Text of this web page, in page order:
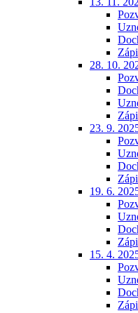
28. 10.
23. 9.
19. 6.
15. 4.